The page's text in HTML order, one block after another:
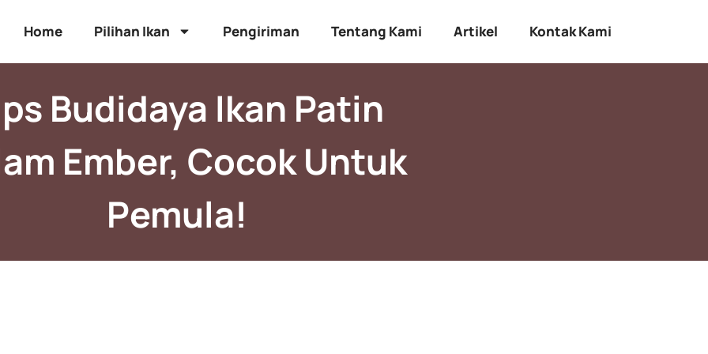
Home Pilihan Ikan Pengiriman Tentang Kami Artikel Kontak Kami
Budidaya Ikan Patin
Ember, Cocok Untuk
Pemula!